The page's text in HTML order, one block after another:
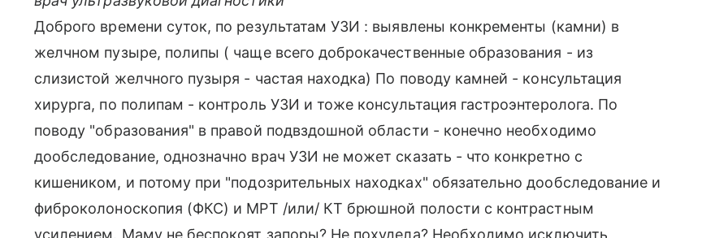
Доброго времени суток, по результатам УЗИ : выявлены конкременты (камни) в
желчном пузыре, полипы ( чаще всего доброкачественные образования - из
слизистой желчного пузыря - частая находка) По поводу камней - консультация
хирурга, по полипам - контроль УЗИ и тоже консультация гастроэнтеролога. По
поводу "образования" в правой подвздошной области - конечно необходимо
дообследование, однозначно врач УЗИ не может сказать - что конкретно с
кишеником, и потому при "подозрительных находках" обязательно дообследование и
фиброколоноскопия (ФКС) и МРТ /или/ КТ брюшной полости с контрастным
усилением. Маму не беспокоят запоры? Не похудела? Необходимо исключить